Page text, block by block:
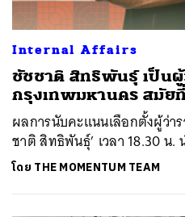
Internal Affairs
ชัชชาติ สิทธิพันธุ์ เป็นผู้
กรุงเทพมหานคร สมัย
ผลการนับคะแนนเลือกตั้งผู้ว่า
ชาติ สิทธิพันธุ์’ เวลา 18.30 น.
โดย THE MOMENTUM TEAM